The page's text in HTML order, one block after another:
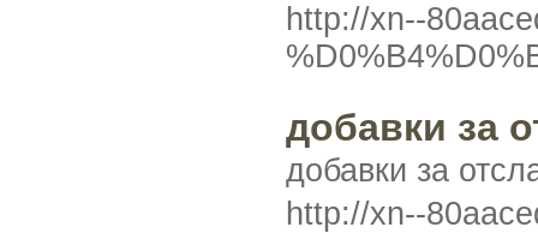
http://xn--
добавки за
добавки за
http://xn--